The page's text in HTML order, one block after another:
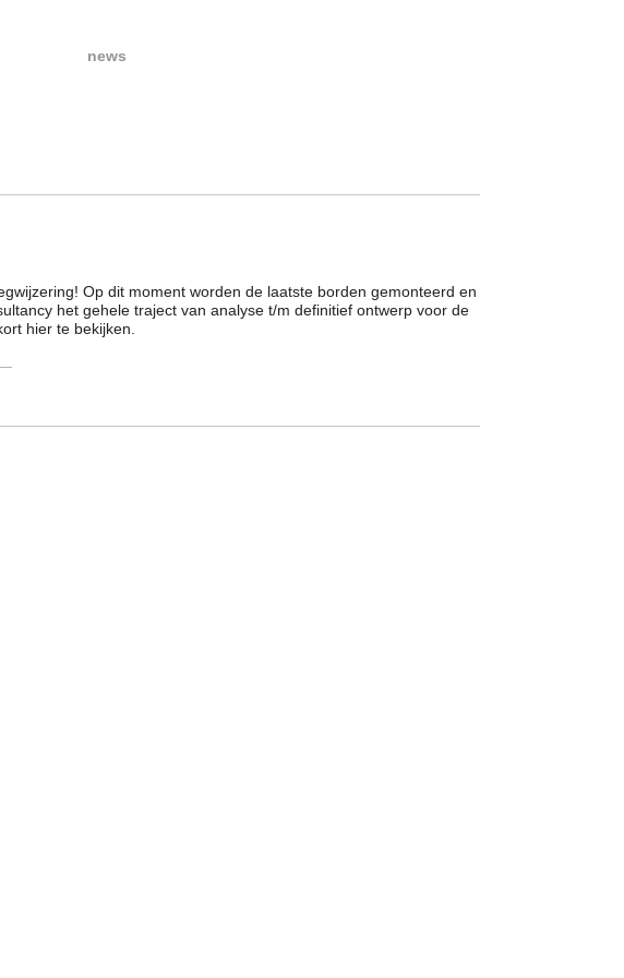
news
Op dit moment worden de laatste borden gemonteerd en
het gehele traject van analyse t/m definitief ontwerp voor de
hier te bekijken.
—